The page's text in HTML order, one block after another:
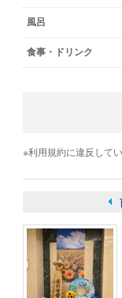
風呂
食事・ドリンク
※利用規約に違反して